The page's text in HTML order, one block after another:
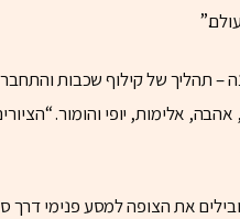
תהליך של קילוף שכבות
אלימות, יופי והומור.
את הצופה למסע פנימי דרך